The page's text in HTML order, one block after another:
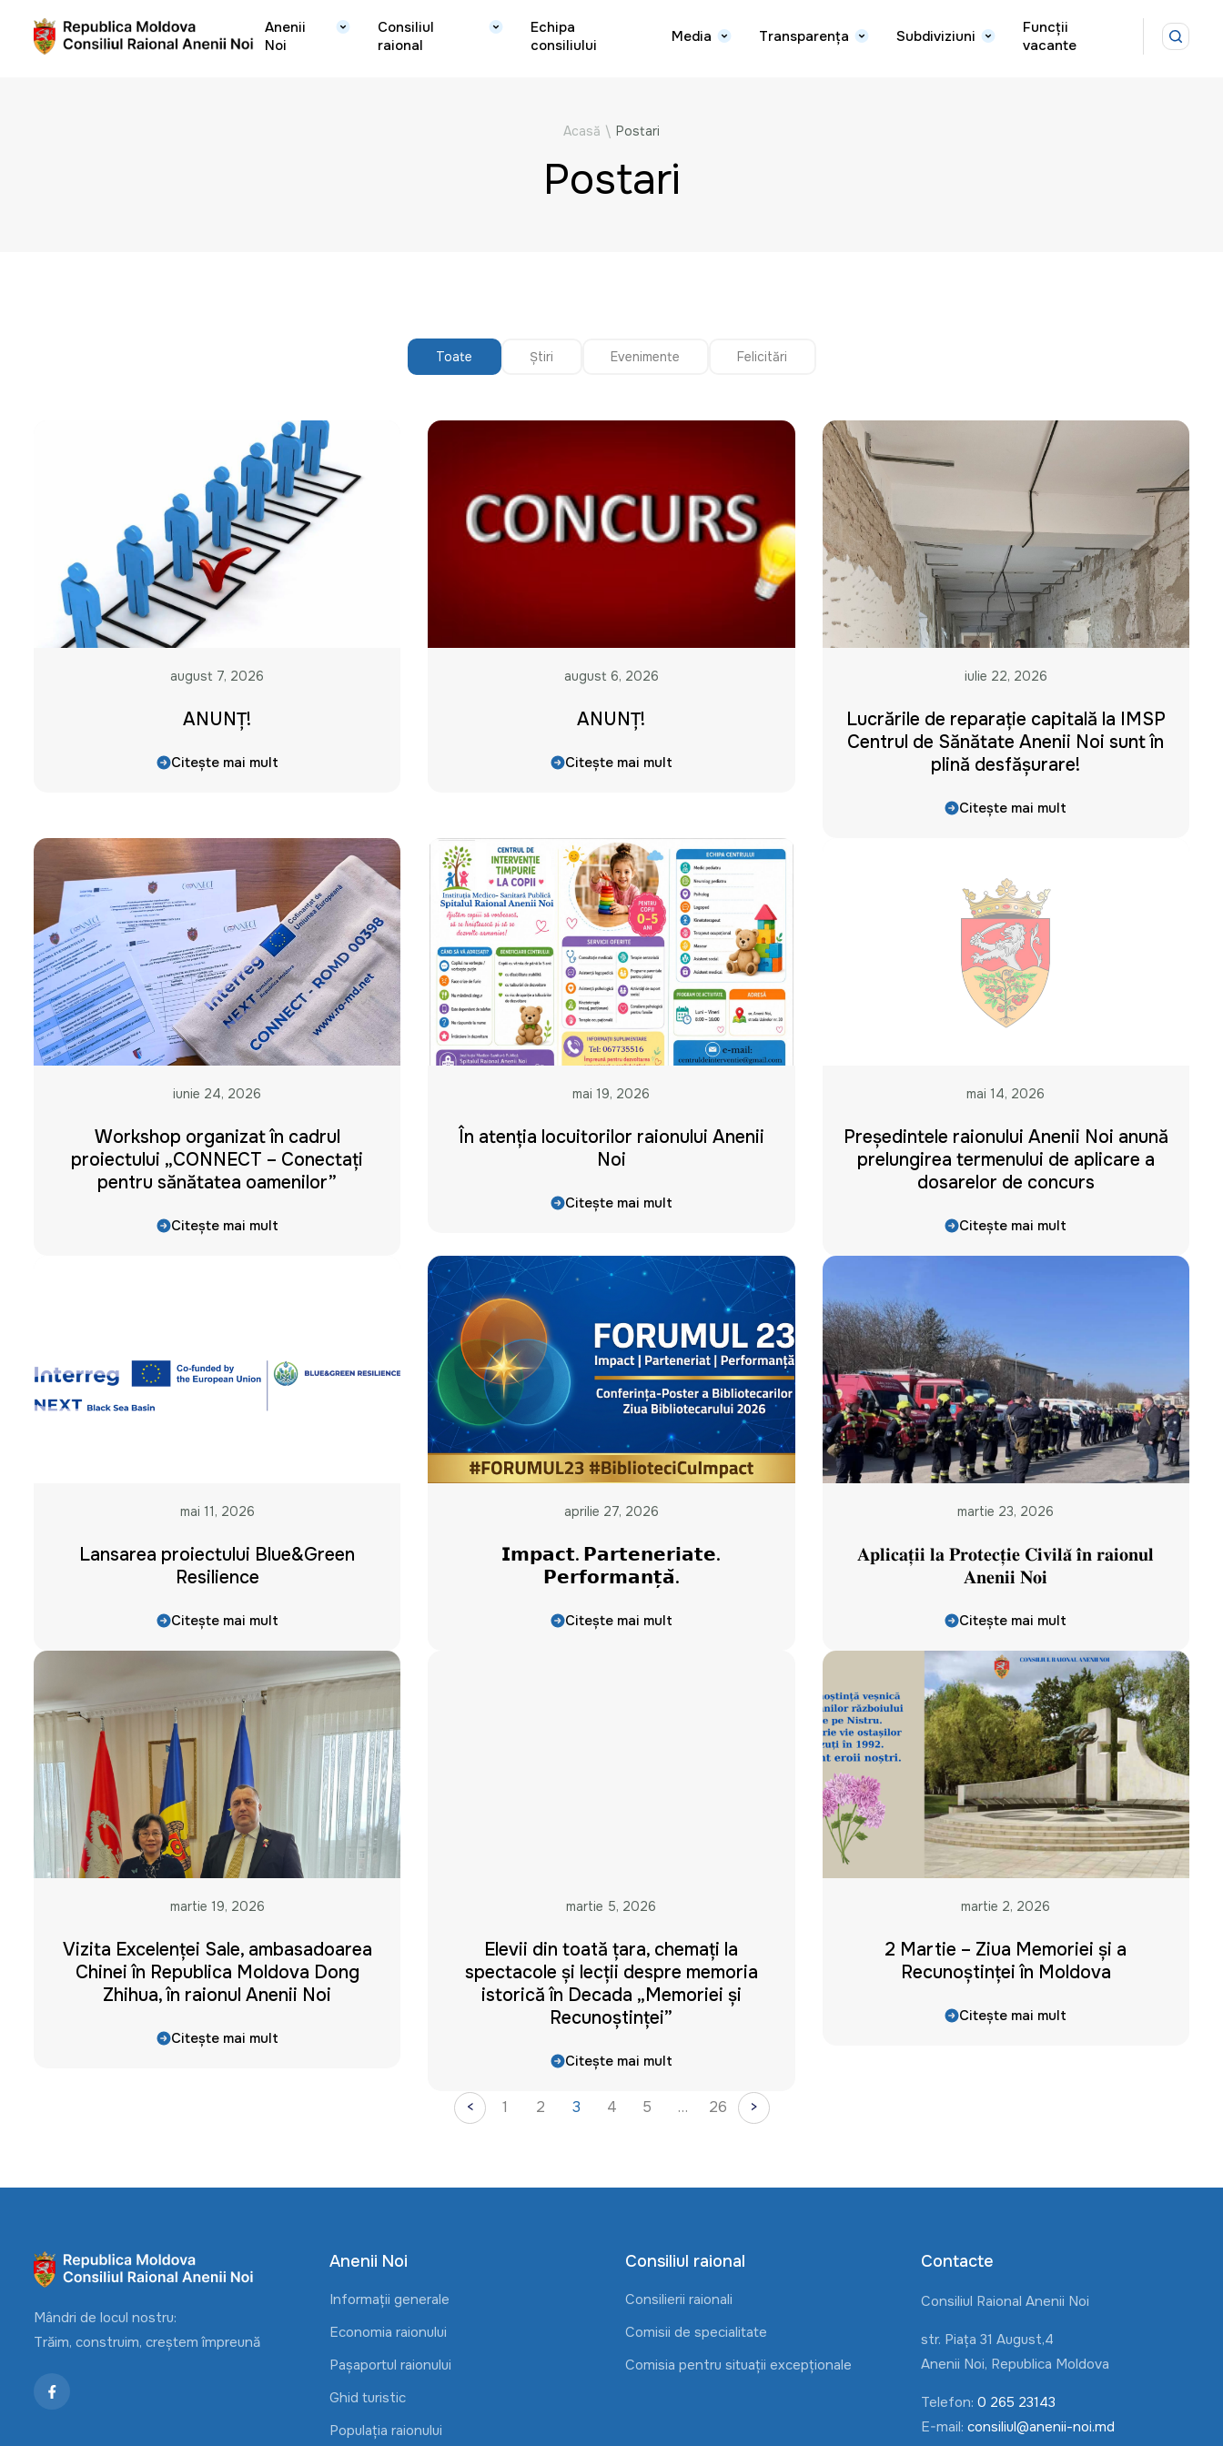
Anenii
Noi
Consiliul
raional
Echipa
consiliului
Media Transparența Subdiviziuni
Funcții
vacante
Acasă \ Postari
Postari
Toate Știri Evenimente Felicitări
august 7, 2026
ANUNȚ!
Citește mai mult
august 6, 2026
ANUNȚ!
Citește mai mult
iulie 22, 2026
Lucrările de reparație capitală la IMSP
Centrul de Sănătate Anenii Noi sunt în
plină desfășurare!
Citește mai mult
iunie 24, 2026
Workshop organizat în cadrul
proiectului „CONNECT – Conectați
pentru sănătatea oamenilor”
Citește mai mult
mai 19, 2026
În atenția locuitorilor raionului Anenii
Noi
Citește mai mult
mai 14, 2026
Președintele raionului Anenii Noi anunță
prelungirea termenului de aplicare a
dosarelor de concurs
Citește mai mult
mai 11, 2026
Lansarea proiectului Blue&Green
Resilience
Citește mai mult
aprilie 27, 2026
𝗜𝗺𝗽𝗮𝗰𝘁. 𝗣𝗮𝗿𝘁𝗲𝗻𝗲𝗿𝗶𝗮𝘁𝗲.
𝗣𝗲𝗿𝗳𝗼𝗿𝗺𝗮𝗻𝘁̦𝗮̆.
Citește mai mult
martie 23, 2026
𝐀𝐩𝐥𝐢𝐜𝐚𝐭̦𝐢𝐢 𝐥𝐚 𝐏𝐫𝐨𝐭𝐞𝐜𝐭̦𝐢𝐞 𝐂𝐢𝐯𝐢𝐥𝐚̆ 𝐢̂𝐧 𝐫𝐚𝐢𝐨𝐧𝐮𝐥
𝐀𝐧𝐞𝐧𝐢𝐢 𝐍𝐨𝐢
Citește mai mult
martie 19, 2026
Vizita Excelenței Sale, ambasadoarea
Chinei în Republica Moldova Dong
Zhihua, în raionul Anenii Noi
Citește mai mult
martie 5, 2026
Elevii din toată țara, chemați la
spectacole și lecții despre memoria
istorică în Decada „Memoriei și
Recunoștinței”
Citește mai mult
martie 2, 2026
2 Martie – Ziua Memoriei și a
Recunoștinței în Moldova
Citește mai mult
< 1 2 3 4 5 … 26 >
Mândri de locul nostru:
Trăim, construim, creștem împreună
Anenii Noi
Informații generale
Economia raionului
Pașaportul raionului
Ghid turistic
Populația raionului
Consiliul raional
Consilierii raionali
Comisii de specialitate
Comisia pentru situații excepționale
Contacte
Consiliul Raional Anenii Noi
str. Piața 31 August,4
Anenii Noi, Republica Moldova
Telefon: 0 265 23143
E-mail: consiliul@anenii-noi.md